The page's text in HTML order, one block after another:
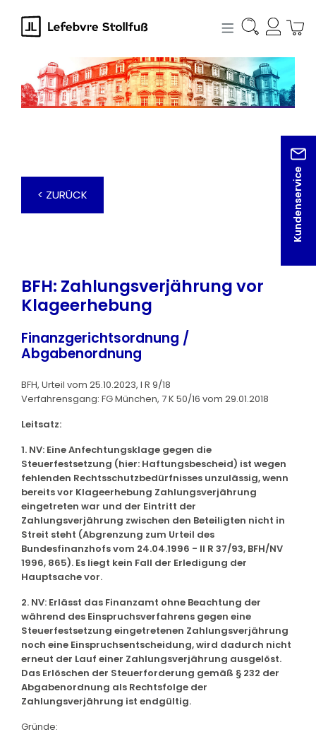
springen
Kundenservice
< ZURÜCK
BFH: Zahlungsverjährung vor
Klageerhebung
Finanzgerichtsordnung /
Abgabenordnung
BFH, Urteil vom 25.10.2023, I R 9/18
Verfahrensgang: FG München, 7 K 50/16 vom 29.01.2018
Leitsatz:
1. NV: Eine Anfechtungsklage gegen die
Steuerfestsetzung (hier: Haftungsbescheid) ist wegen
fehlenden Rechtsschutzbedürfnisses unzulässig, wenn
bereits vor Klageerhebung Zahlungsverjährung
eingetreten war und der Eintritt der
Zahlungsverjährung zwischen den Beteiligten nicht in
Streit steht (Abgrenzung zum Urteil des
Bundesfinanzhofs vom 24.04.1996 - II R 37/93, BFH/NV
1996, 865). Es liegt kein Fall der Erledigung der
Hauptsache vor.
2. NV: Erlässt das Finanzamt ohne Beachtung der
während des Einspruchsverfahrens gegen eine
Steuerfestsetzung eingetretenen Zahlungsverjährung
noch eine Einspruchsentscheidung, wird dadurch nicht
erneut der Lauf einer Zahlungsverjährung ausgelöst.
Das Erlöschen der Steuerforderung gemäß § 232 der
Abgabenordnung als Rechtsfolge der
Zahlungsverjährung ist endgültig.
Gründe: